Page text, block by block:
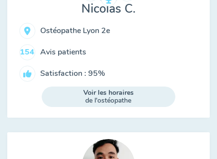
Nicolas C.
Ostéopathe Lyon 2e
154 Avis patients
Satisfaction : 95%
Voir les horaires
de l'ostéopathe